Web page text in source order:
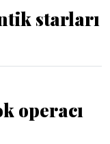
starları
operacı